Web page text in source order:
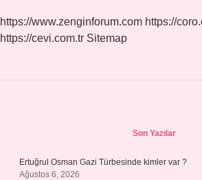
https://www.zenginforum.com https://
https://cevi.com.tr Sitemap
Son Yazılar
Ertuğrul Osman Gazi Türbesinde kimler var ?
Ağustos 6, 2026